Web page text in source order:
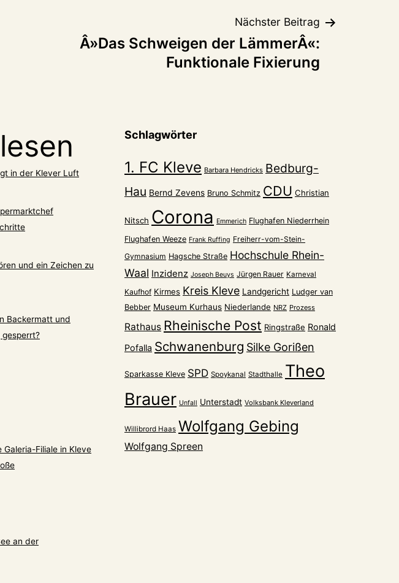
Nächster Beitrag
Â»Das Schweigen der LämmerÂ«:
Funktionale Fixierung
in der Klever Luft
und ein Zeichen zu
Backermatt und
gesperrt?
Galeria-Filiale in Kleve
an der
Schlagwörter
1. FC Kleve Barbara Hendricks Bedburg-
Hau Bernd Zevens Bruno Schmitz CDU Christian
Nitsch Corona Emmerich Flughafen Niederrhein
Flughafen Weeze Frank Ruffing Freiherr-vom-Stein-
Gymnasium Hagsche Straße Hochschule Rhein-
Waal Inzidenz Joseph Beuys Jürgen Rauer Karneval
Kaufhof Kirmes Kreis Kleve Landgericht Ludger van
Bebber Museum Kurhaus Niederlande NRZ Prozess
Rathaus Rheinische Post Ringstraße Ronald
Pofalla Schwanenburg Silke Gorißen
Sparkasse Kleve SPD Spoykanal Stadthalle Theo
Brauer Unfall Unterstadt Volksbank Kleverland
Willibrord Haas Wolfgang Gebing
Wolfgang Spreen